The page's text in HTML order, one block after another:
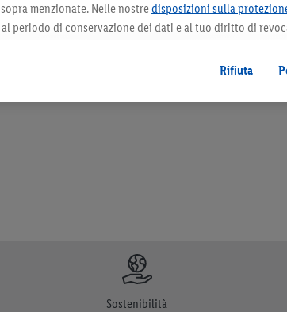
qui reclamizzati, soprattutto quelli non-food, non fanno
Sostenibilità
menzionate. Nelle nostredisposizioni sulla
periodo di conservazione dei dati e al tuo diritto di
Rifiuta